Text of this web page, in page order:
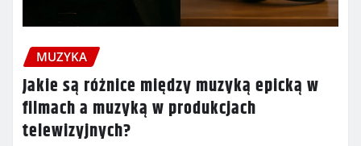
MUZYKA
Jakie są różnice między muzyką epicką w
filmach a muzyką w produkcjach
telewizyjnych?